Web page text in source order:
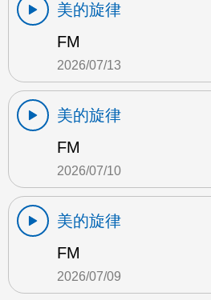
美的旋律
FM
2026/07/13
美的旋律
FM
2026/07/10
美的旋律
FM
2026/07/09